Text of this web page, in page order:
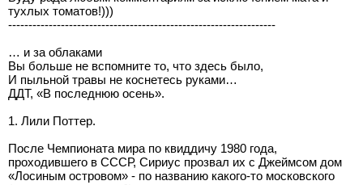
тухлых томатов!)))
------------------------------------------------------------------
… и за облаками
Вы больше не вспомните то, что здесь было,
И пыльной травы не коснетесь руками…
ДДТ, «В последнюю осень».
1. Лили Поттер.
После Чемпионата мира по квиддичу 1980 года,
проходившего в СССР, Сириус прозвал их с Джеймсом дом
«Лосиным островом» - по названию какого-то московского